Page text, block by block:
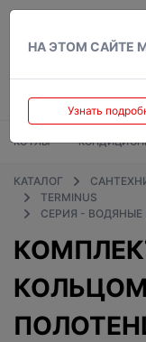
НА ЭТОМ САЙТЕ
Узнать
КОТЛЫ
КАТАЛОГ
TERMINUS
СЕРИЯ - ВОДЯНЫЕ